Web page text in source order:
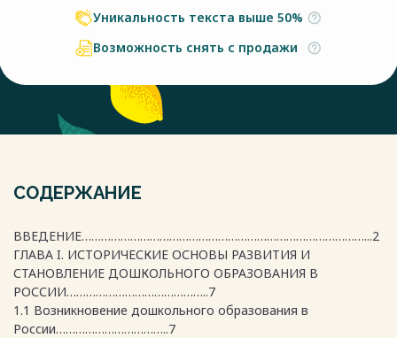
Уникальность текста выше 50%
Возможность снять с продажи
СОДЕРЖАНИЕ
ВВЕДЕНИЕ……………………………………………………………………………...2
ГЛАВА I. ИСТОРИЧЕСКИЕ ОСНОВЫ РАЗВИТИЯ И
СТАНОВЛЕНИЕ ДОШКОЛЬНОГО ОБРАЗОВАНИЯ В
РОССИИ……………………………………..7
1.1 Возникновение дошкольного образования в
России……………………………..7